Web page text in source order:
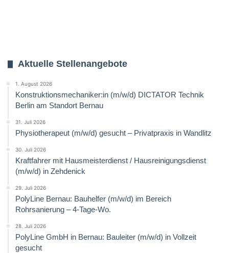
Aktuelle Stellenangebote
1. August 2026
Konstruktionsmechaniker:in (m/w/d) DICTATOR Technik
Berlin am Standort Bernau
31. Juli 2026
Physiotherapeut (m/w/d) gesucht – Privatpraxis in Wandlitz
30. Juli 2026
Kraftfahrer mit Hausmeisterdienst / Hausreinigungsdienst
(m/w/d) in Zehdenick
29. Juli 2026
PolyLine Bernau: Bauhelfer (m/w/d) im Bereich
Rohrsanierung – 4-Tage-Wo.
28. Juli 2026
PolyLine GmbH in Bernau: Bauleiter (m/w/d) in Vollzeit
gesucht